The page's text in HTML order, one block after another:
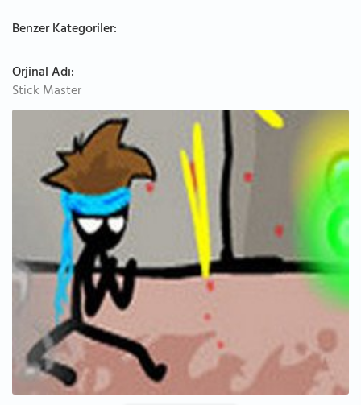
Benzer Kategoriler:
Orjinal Adı:
Stick Master